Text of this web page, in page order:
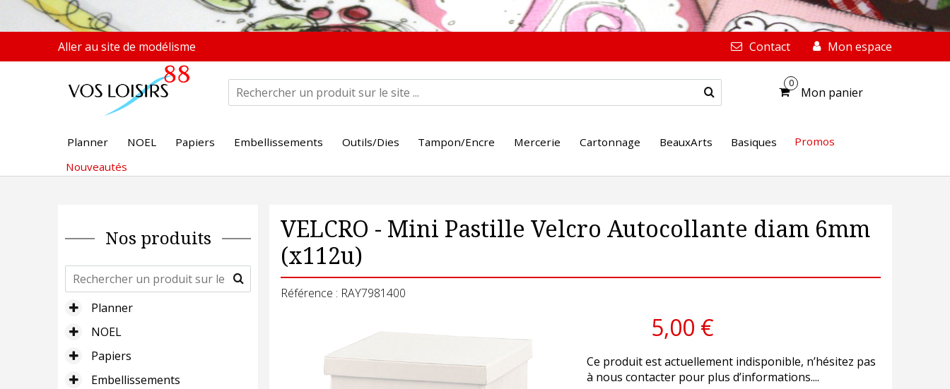
Aller au site de modélisme Contact Mon espace
0
Mon panier
Planner NOEL Papiers Embellissements Outils/Dies Tampon/Encre Mercerie Cartonnage BeauxArts Basiques
Promos
Nouveautés
Nos produits
Planner
NOEL
Papiers
Embellissements
VELCRO - Mini Pastille Velcro Autocollante diam 6mm
(x112u)
Référence : RAY7981400
5,00 €
Ce produit est actuellement indisponible, n’hésitez pas
à nous contacter pour plus d’informations....